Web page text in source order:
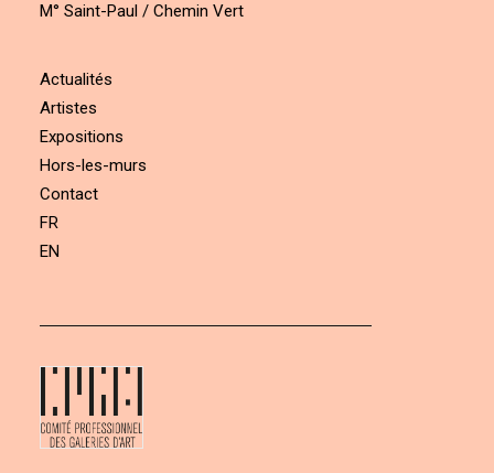
M° Saint-Paul / Chemin Vert
Actualités
Artistes
Expositions
Hors-les-murs
Contact
FR
EN